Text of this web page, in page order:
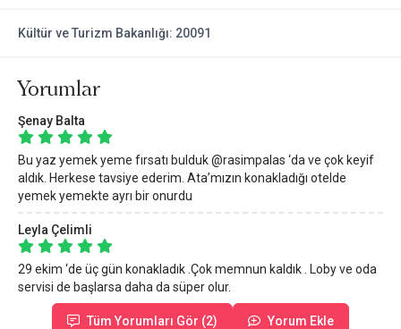
Kültür ve Turizm Bakanlığı: 20091
Yorumlar
Şenay Balta
Bu yaz yemek yeme fırsatı bulduk @rasimpalas ‘da ve çok keyif
aldık. Herkese tavsiye ederim. Ata’mızın konakladığı otelde
yemek yemekte ayrı bir onurdu
Leyla Çelimli
29 ekim ‘de üç gün konakladık .Çok memnun kaldık . Loby ve oda
servisi de başlarsa daha da süper olur.
Tüm Yorumları Gör (2) Yorum Ekle